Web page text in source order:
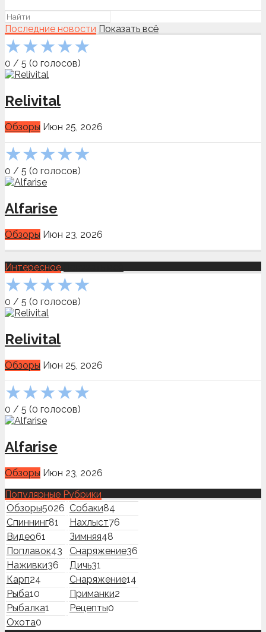
Последние новости Показать всё
★★★★★
0 / 5 (0 голосов)
Relivital
Обзоры Июн 25, 2026
★★★★★
0 / 5 (0 голосов)
Alfarise
Обзоры Июн 23, 2026
Интересное
★★★★★
0 / 5 (0 голосов)
Relivital
Обзоры Июн 25, 2026
★★★★★
0 / 5 (0 голосов)
Alfarise
Обзоры Июн 23, 2026
Популярные Рубрики
Обзоры5026 Собаки84
Спиннинг81 Нахлыст76
Видео61 Зимняя48
Поплавок43 Снаряжение36
Наживки36 Дичь31
Карп24 Снаряжение14
Рыба10 Приманки2
Рыбалка1 Рецепты0
Охота0